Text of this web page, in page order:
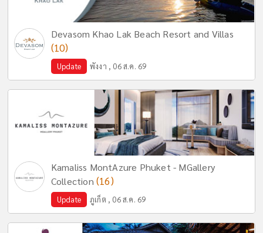
Devasom Khao Lak Beach Resort and Villas
(10)
Update พังงา , 06 ส.ค. 69
Kamaliss MontAzure Phuket - MGallery
Collection (16)
Update ภูเก็ต , 06 ส.ค. 69